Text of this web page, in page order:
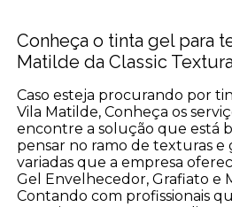
Conheça o tinta gel para
Matilde da Classic
Caso esteja procurando por
Vila Matilde, Conheça os
encontre a solução que está
pensar no ramo de texturas e
variadas que a empresa
Gel Envelhecedor, Grafiato e
Contando com profissionais